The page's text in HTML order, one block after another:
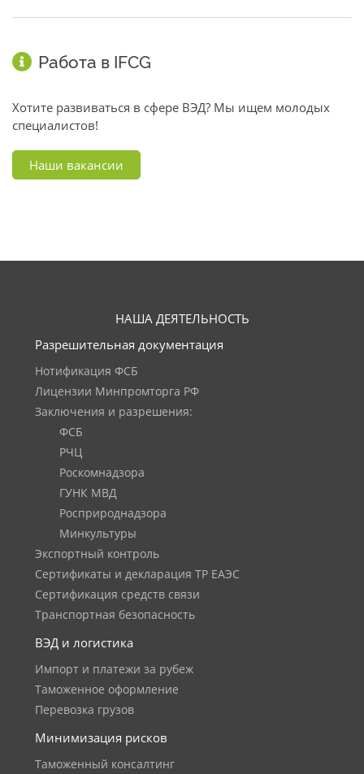
Работа в IFCG
Хотите развиваться в сфере ВЭД? Мы ищем молодых
специалистов!
Наши вакансии
НАША ДЕЯТЕЛЬНОСТЬ
Разрешительная документация
Нотификация ФСБ
Лицензии Минпромторга РФ
Заключения и разрешения:
ФСБ
РЧЦ
Роскомнадзора
ГУНК МВД
Росприроднадзора
Минкультуры
Экспортный контроль
Сертификаты и декларация ТР ЕАЭС
Сертификация средств связи
Транспортная безопасность
ВЭД и логистика
Импорт и платежи за рубеж
Таможенное оформление
Перевозка грузов
Минимизация рисков
Таможенный консалтинг